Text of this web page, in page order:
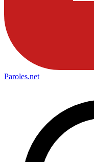
Paroles.net